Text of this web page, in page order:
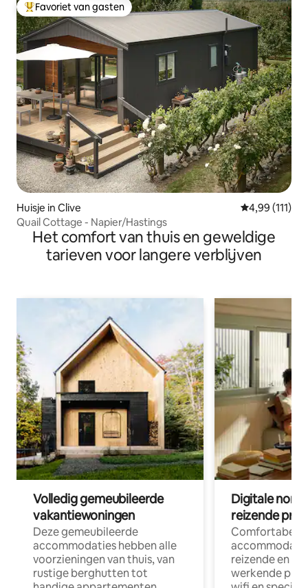
Topfavoriet van gasten
Favoriet van gasten
Huisje in Clive Gemiddelde
4,99 (111)
Quail Cottage - Napier/Hastings
Het comfort van thuis en geweldige
tarieven voor langere verblijven
Volledig gemeubileerde
vakantiewoningen
Deze gemeubileerde
accommodaties hebben alle
voorzieningen van thuis, van
rustige berghutten tot
Digitale
reizende
Comfortabele
reizende en
werkende